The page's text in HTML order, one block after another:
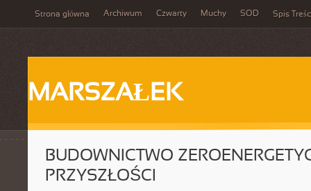
Strona główna Archiwum Czwarty Muchy SOD Spis
MARSZAŁEK
BUDOWNICTWO
PRZYSZŁOŚCI